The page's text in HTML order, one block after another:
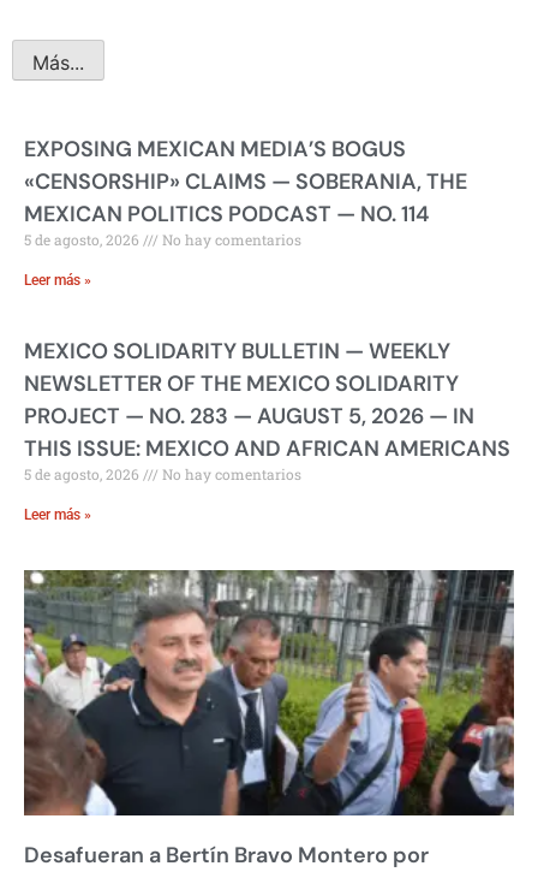
Más...
EXPOSING MEXICAN MEDIA’S BOGUS
«CENSORSHIP» CLAIMS — SOBERANIA, THE
MEXICAN POLITICS PODCAST — NO. 114
5 de agosto, 2026 No hay comentarios
Leer más »
MEXICO SOLIDARITY BULLETIN — WEEKLY
NEWSLETTER OF THE MEXICO SOLIDARITY
PROJECT — NO. 283 — AUGUST 5, 2026 — IN
THIS ISSUE: MEXICO AND AFRICAN AMERICANS
5 de agosto, 2026 No hay comentarios
Leer más »
Desafueran a Bertín Bravo Montero por